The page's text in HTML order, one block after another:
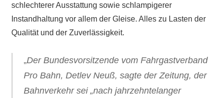
schlechterer Ausstattung sowie schlampigerer
Instandhaltung vor allem der Gleise. Alles zu Lasten der
Qualität und der Zuverlässigkeit.
„Der Bundesvorsitzende vom Fahrgastverband
Pro Bahn, Detlev Neuß, sagte der Zeitung, der
Bahnverkehr sei „nach jahrzehntelanger